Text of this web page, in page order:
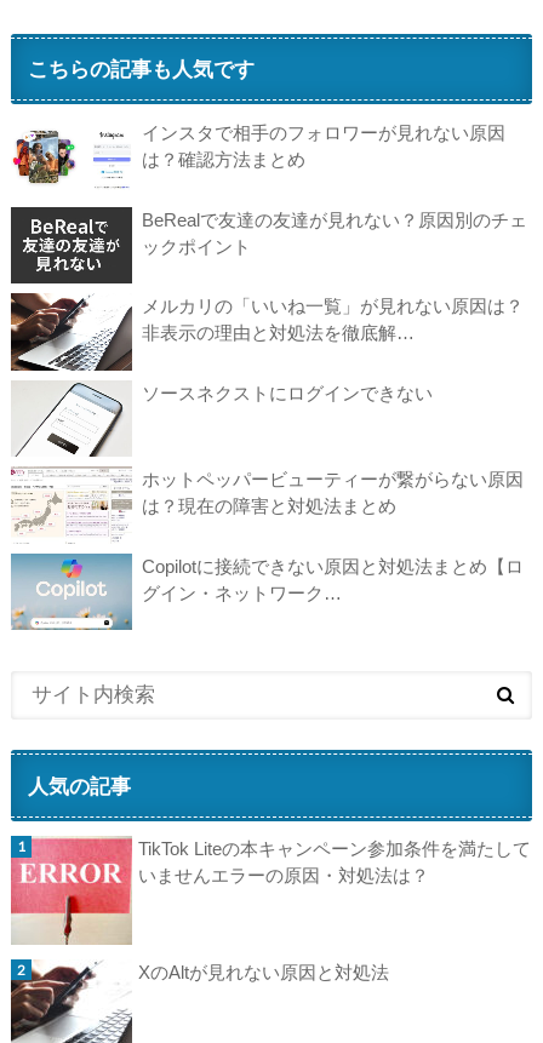
こちらの記事も人気です
インスタで相手のフォロワーが見れない原因
は？確認方法まとめ
BeRealで友達の友達が見れない？原因別のチェ
ックポイント
メルカリの「いいね一覧」が見れない原因は？
非表示の理由と対処法を徹底解…
ソースネクストにログインできない
ホットペッパービューティーが繋がらない原因
は？現在の障害と対処法まとめ
Copilotに接続できない原因と対処法まとめ【ロ
グイン・ネットワーク…
人気の記事
TikTok Liteの本キャンペーン参加条件を満たして
いませんエラーの原因・対処法は？
XのAltが見れない原因と対処法